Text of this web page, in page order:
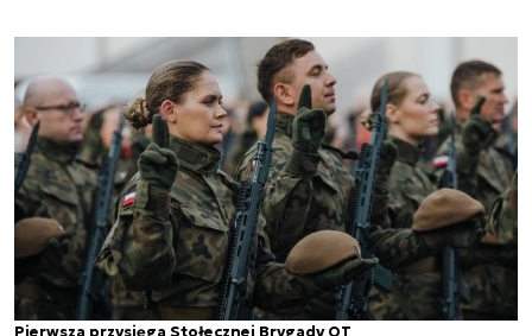
Pierwsza przysięga Stołecznej Brygady OT